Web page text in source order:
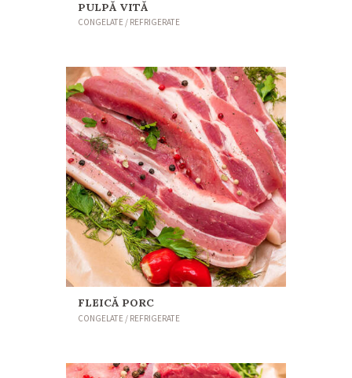
PULPĂ VITĂ
CONGELATE / REFRIGERATE
FLEICĂ PORC
CONGELATE / REFRIGERATE